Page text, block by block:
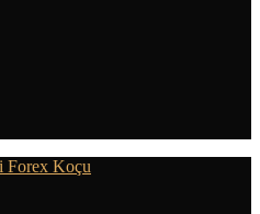
Forex Koçu